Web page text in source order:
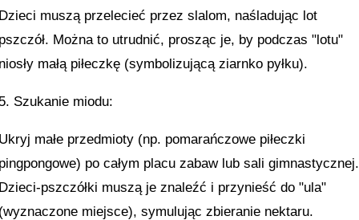
muszą przelecieć przez slalom, naśladując lot
Można to utrudnić, prosząc je, by podczas "lotu"
małą piłeczkę (symbolizującą ziarnko pyłku).
Szukanie miodu:
małe przedmioty (np. pomarańczowe piłeczki
po całym placu zabaw lub sali gimnastycznej.
pszczółki muszą je znaleźć i przynieść do "ula"
miejsce), symulując zbieranie nektaru.